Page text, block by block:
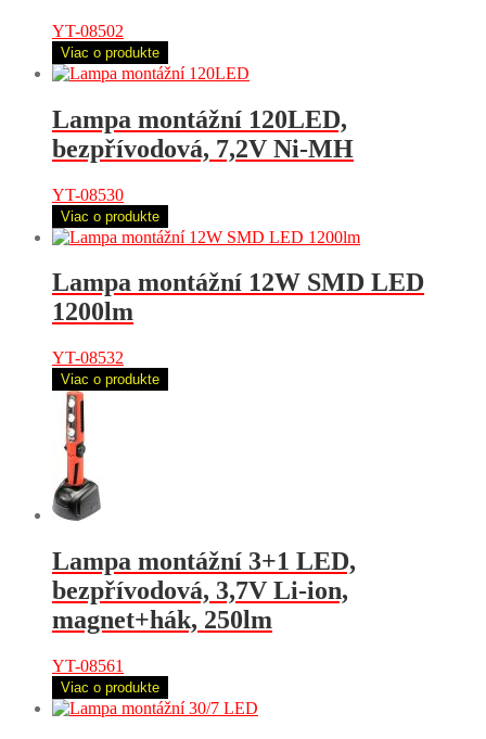
YT-08502
Viac o produkte
Lampa montážní 120LED,
bezpřívodová, 7,2V Ni-MH
YT-08530
Viac o produkte
Lampa montážní 12W SMD LED
1200lm
YT-08532
Viac o produkte
Lampa montážní 3+1 LED,
bezpřívodová, 3,7V Li-ion,
magnet+hák, 250lm
YT-08561
Viac o produkte